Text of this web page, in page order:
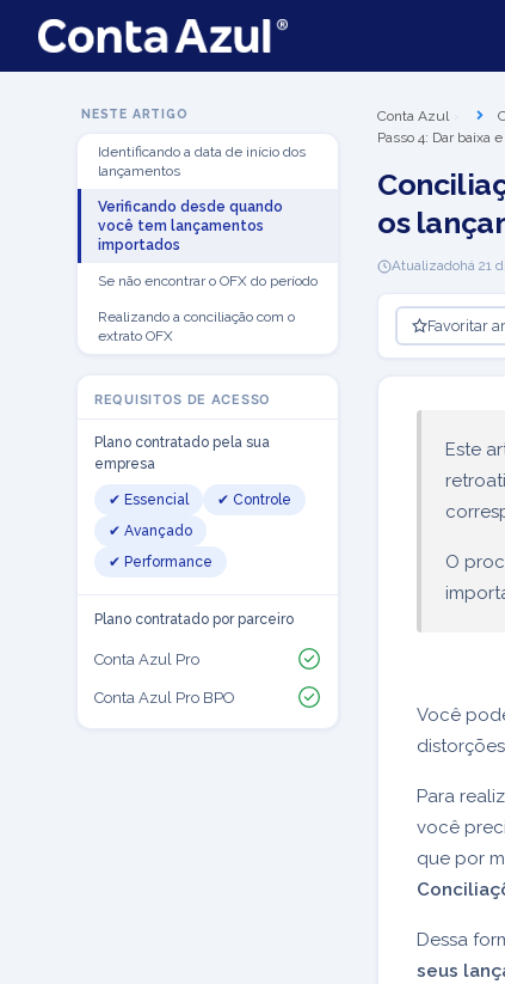
NESTE ARTIGO
Identificando a data de início dos
lançamentos
Verificando desde quando
você tem lançamentos
importados
Se não encontrar o OFX do período
Realizando a conciliação com o
extrato OFX
REQUISITOS DE ACESSO
Plano contratado pela sua
empresa
✔ Essencial
✔ Controle
✔ Avançado
✔ Performance
Plano contratado por parceiro
Conta Azul Pro
Conta Azul Pro BPO
Conta Azul
Passo 4: Dar baixa
os
Atualizadohá 21
Favoritar
Este
O
Você
Para
você
que por
Dessa
seus